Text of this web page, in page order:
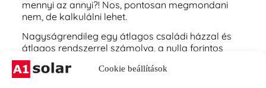
Cookie beállítások
mennyi az annyi?! Nos, pontosan megmondani
nem, de kalkulálni lehet.
Nagyságrendileg egy átlagos családi házzal és
átlagos rendszerrel számolva, a nulla forintos
villanyszámlához elég teljesítményt nyújtó
rendszert telepítve, minden munkaköltséggel